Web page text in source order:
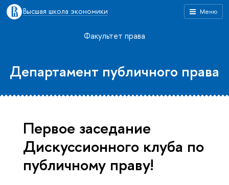
Меню
Высшая школа экономики
Факультет права
Департамент публичного права
Первое заседание
Дискуссионного клуба по
публичному праву!